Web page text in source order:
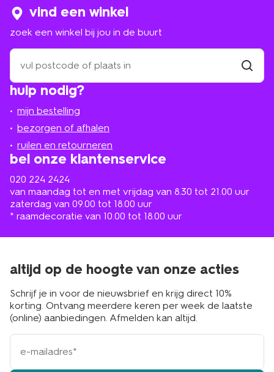
hulp nodig?
mijn bestelling
bezorgen of afhalen
ruilen en retourneren
bel onze klantenservice
020 224 2424
van maandag tot en met vrijdag van 8.30 tot 21.00 uur
zaterdag van 09.00 tot 18.00 uur
* raamdecoratie van 10.00 tot 18.00 uur
vind een winkel
zoek een winkel bij jou in de buurt
zoek
een
winkel
bij
in
de
buurt
altijd op de hoogte van onze acties
Schrijf je in voor de nieuwsbrief en krijg direct 10%
korting. Ontvang meerdere keren per week de laatste
(online) aanbiedingen. Afmelden kan altijd.
e-
mailadres